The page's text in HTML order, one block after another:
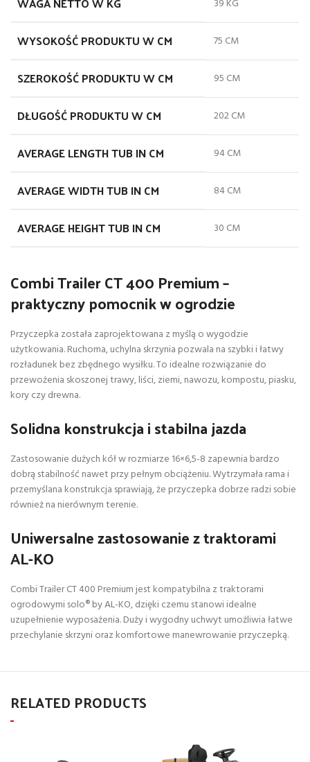
39 KG
WYSOKOŚĆ PRODUKTU W CM 75 CM
SZEROKOŚĆ PRODUKTU W CM 95 CM
DŁUGOŚĆ PRODUKTU W CM 202 CM
AVERAGE LENGTH TUB IN CM 94 CM
AVERAGE WIDTH TUB IN CM 84 CM
AVERAGE HEIGHT TUB IN CM 30 CM
Combi Trailer CT 400 Premium –
praktyczny pomocnik w ogrodzie
Przyczepka została zaprojektowana z myślą o wygodzie
użytkowania. Ruchoma, uchylna skrzynia pozwala na szybki i łatwy
rozładunek bez zbędnego wysiłku. To idealne rozwiązanie do
przewożenia skoszonej trawy, liści, ziemi, nawozu, kompostu, piasku,
kory czy drewna.
Solidna konstrukcja i stabilna jazda
Zastosowanie dużych kół w rozmiarze 16×6,5-8 zapewnia bardzo
dobrą stabilność nawet przy pełnym obciążeniu. Wytrzymała rama i
przemyślana konstrukcja sprawiają, że przyczepka dobrze radzi sobie
również na nierównym terenie.
Uniwersalne zastosowanie z traktorami
AL-KO
Combi Trailer CT 400 Premium jest kompatybilna z traktorami
ogrodowymi solo® by AL-KO, dzięki czemu stanowi idealne
uzupełnienie wyposażenia. Duży i wygodny uchwyt umożliwia łatwe
przechylanie skrzyni oraz komfortowe manewrowanie przyczepką.
RELATED PRODUCTS